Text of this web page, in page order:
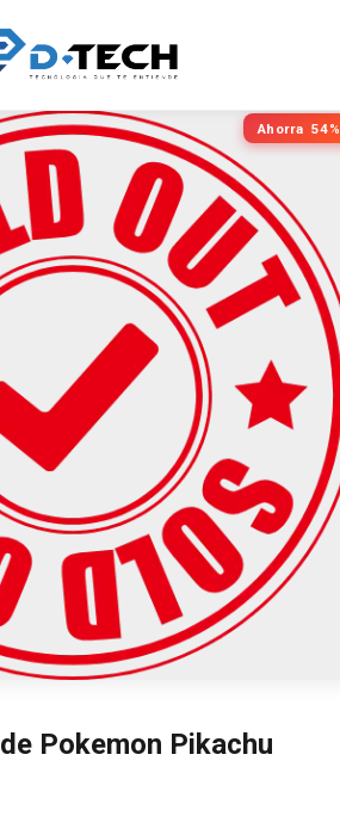
Ahorra 54%
Pokemon Pikachu